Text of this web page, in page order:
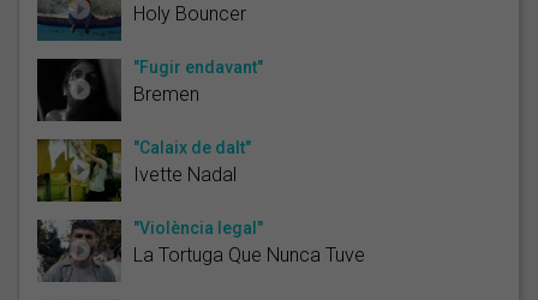
Holy Bouncer
"Fugir endavant"
Bremen
"Calaix de dalt"
Ivette Nadal
"Violència legal"
La Tortuga Que Nunca Tuve